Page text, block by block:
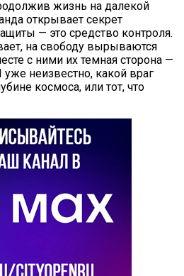
жизнь на далекой
открывает секрет
— это средство контроля.
на свободу вырываются
с ними их темная сторона —
неизвестно, какой враг
космоса, или тот, что